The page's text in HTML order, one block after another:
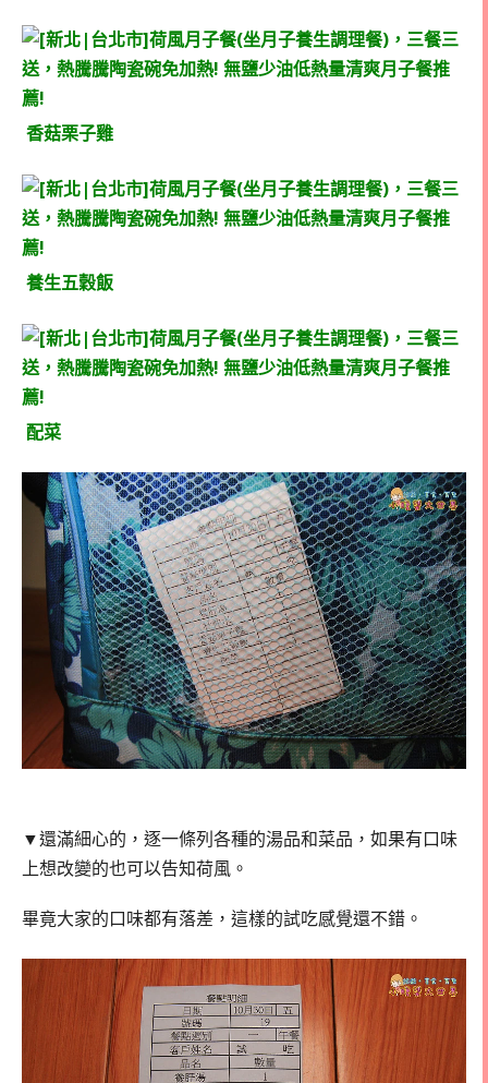
香菇栗子雞
養生五穀飯
配菜
▼還滿細心的，逐一條列各種的湯品和菜品，如果有口味
上想改變的也可以告知荷風。
畢竟大家的口味都有落差，這樣的試吃感覺還不錯。